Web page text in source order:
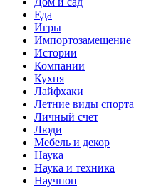
Еда
Игры
Импортозамещение
Истории
Компании
Кухня
Лайфхаки
Летние виды спорта
Личный счет
Люди
Мебель и декор
Наука
Наука и техника
Научпоп